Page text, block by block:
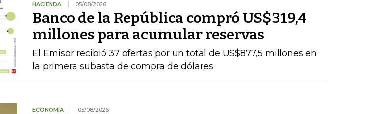
HACIENDA 05/08/2026
Banco de la República compró US$319,4
millones para acumular reservas
El Emisor recibió 37 ofertas por un total de US$877,5 millones en
la primera subasta de compra de dólares
ECONOMÍA 05/08/2026